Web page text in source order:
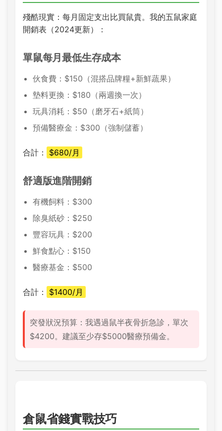
殘酷現實：每月固定支出比買鼠貴。我的五鼠家庭
開銷表（2024更新）：
單鼠每月最低生存成本
伙食費：$150（混搭品牌糧+新鮮蔬果）
墊料更換：$180（兩週換一次）
玩具消耗：$50（磨牙石+紙筒）
預備醫療金：$300（強制儲蓄）
合計： $680/月
舒適版進階開銷
有機飼料：$300
除臭紙砂：$250
豐容玩具：$200
鮮食點心：$150
醫療基金：$500
合計： $1400/月
突發狀況預算：我遇過鼠半夜骨折急診，單次
$4200。建議至少存$5000醫療預備金。
倉鼠省錢實戰技巧